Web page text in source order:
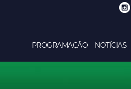
PROGRAMAÇÃO NOTÍCIAS